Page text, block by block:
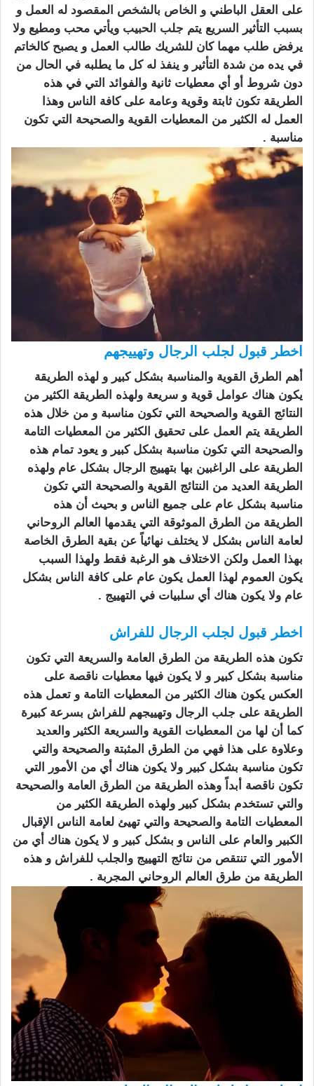
على العقل الباطني و الخاص بالشخص المقصود له العمل و
بسبب التأثير السريع يتم جلب الحبيب ويأتي محب ومطيع ولا
يرفض طلب مهما كان للشريك طالب العمل و يصبح كالخاتم
في يده من شدة التأثير و ينفذ له كل ما يطلبه في الحال من
دون شروط أو أي معطيات ثانية والفوائد التي في هذه
الطريقة تكون ثابتة وقوية وعامة على كافة الناس وهذا
العمل له الكثير من المعطيات القوية والصحيحة التي تكون
مناسبة .
اخطر قبول لجلب الرجال وتهييجهم
أهم الطرق القوية والمناسبة بشكل كبير و لهذه الطريقة
يكون هناك عوامل قوية و سريعة ولهذه الطريقة الكثير من
النتائج القوية والصحيحة التي تكون مناسبة و من خلال هذه
الطريقة يتم العمل على تحقيق الكثير من المعطيات التامة
والصحيحة التي تكون مناسبة بشكل كبير و يعود تمام هذه
الطريقة على الراغبين بها بتهييج الرجال بشكل عام ولهذه
الطريقة العديد من النتائج القوية والصحيحة التي تكون
مناسبة بشكل عام على جميع الناس و بحيث أن هذه
الطريقة من الطرق الموثوقة التي يقدمها العالم الروحاني
لعامة الناس بشكل لا يختلف نهائياً عن بقية الطرق الخاصة
بهذا العمل ولكن الاختلاف هو الرغبة فقط ولهذا السبب
يكون العموم لهذا العمل يكون عام على كافة الناس بشكل
عام ولا يكون هناك أي سلبيات في التهييج .
اخطر قبول لجلب الرجال للفراش
تكون هذه الطريقة من الطرق العامة والسريعة التي تكون
مناسبة بشكل كبير و لا يكون فيها معطيات ناقصة على
العكس يكون هناك الكثير من المعطيات التامة و تعمل هذه
الطريقة على جلب الرجال وتهييجهم للفراش بسرعة كبيرة
كما أن لها من المعطيات القوية والسريعة الكثير والعديد
وعلاوة على هذا فهي من الطرق المثبتة والصحيحة والتي
تكون مناسبة بشكل كبير ولا يكون هناك أي من الأمور التي
تكون ناقصة أبداً وهذه الطريقة من الطرق العامة والصحيحة
والتي تستخدم بشكل كبير ولهذه الطريقة الكثير من
المعطيات التامة والصحيحة والتي تهيئ لعامة الناس الإقبال
الكبير والعام على الناس و بشكل كبير و لا يكون هناك أي من
الأمور التي تنتقص من نتائج التهييج والجلب للفراش و هذه
الطريقة من طرق العالم الروحاني المجربة .